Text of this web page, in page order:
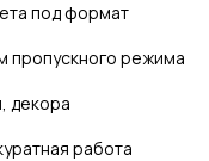
под формат
пропускного режима
декора
работа